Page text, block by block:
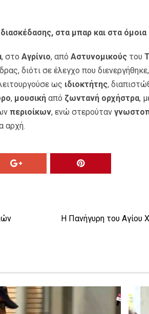
στα μπαρ και στα
, στο Αγρίνιο, από Αστυνομικούςτου
διότι σε έλεγχο που
ως ιδιοκτήτης,
, μουσικήαπό ζωντανή ορχήστρα,
περιοίκων, ενώ στερούταν
αρχή.
Η Πανήγυρη του Αγίου